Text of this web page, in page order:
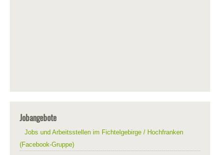
Jobangebote
Jobs und Arbeitsstellen im Fichtelgebirge / Hochfranken
(Facebook-Gruppe)